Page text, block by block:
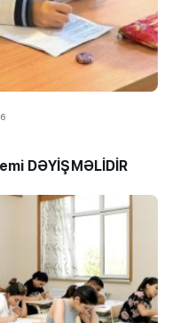
DƏYİŞMƏLİDİR